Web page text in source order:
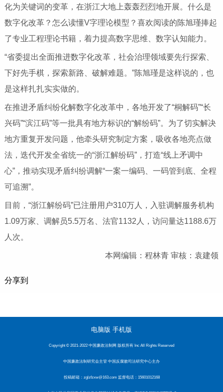
化为关键词的变革，在浙江大地上轰轰烈烈地开展。什么是
数字化改革？怎么读懂V字理论模型？喜欢阅读的陈旭瑾捧起
了专业工程理论书籍，着力提高数字思维、数字认知能力。
“省委提出全面推进数字化改革，社会治理领域要先行探索、
下好先手棋，探索新路、破解难题。”陈旭瑾是这样说的，也
是这样扎扎实实做的。
在推进矛盾纠纷化解数字化改革中，各地开发了“桐解码”“长
兴码”“滨江码”等一批具有地方标识的“解纷码”。为了切实解决
地方重复开发问题，他牵头研究制定方案，吸收各地亮点做
法，迭代开发全省统一的“浙江解纷码”，打造“线上矛调中
心”，推动实现矛盾纠纷调解“一案一编码、一码管到底、全程
可追溯”。
目前，“浙江解纷码”已注册用户310万人，入驻调解服务机构
1.09万家、调解员5.5万名、法官1132人，访问量达1188.6万
人次。
本网编辑：程林青 审核：袁建领
分享到
电脑版 手机版
Copyright © 2021-2022 中国廉政法制网 版权所有 Inc All Rights Reserved
中国廉政法制研究会主管 中国反腐败司法研究中心主办
投稿邮箱：zglzfzxw@163.com 监督电话：15601012168